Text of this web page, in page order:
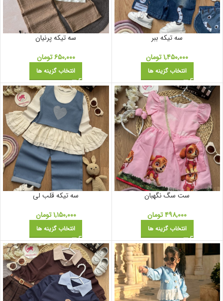
سه تیکه ببر
۱,۴۵۰,۰۰۰تومان
انتخاب گزینه ها
سه تیکه پرنیان
۶۵۰,۰۰۰تومان
انتخاب گزینه ها
ست سگ نگهبان
۴۹۸,۰۰۰تومان
انتخاب گزینه ها
سه تیکه قلب لی
۱,۱۵۰,۰۰۰تومان
انتخاب گزینه ها